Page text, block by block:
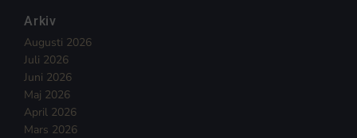
Arkiv
Augusti 2026
Juli 2026
Juni 2026
Maj 2026
April 2026
Mars 2026